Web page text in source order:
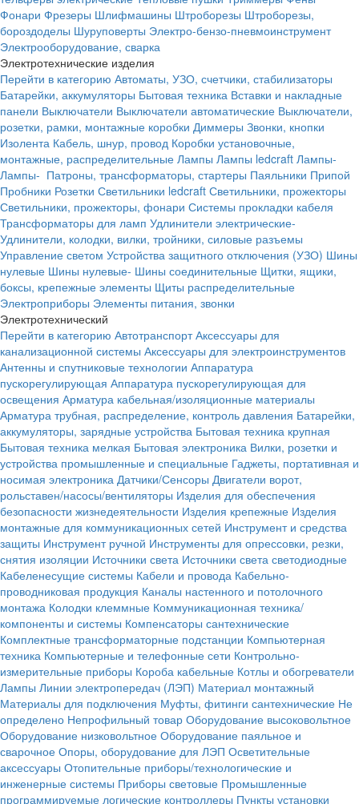
Фонари Фрезеры Шлифмашины Штроборезы Штроборезы,
бороздоделы Шуруповерты Электро-бензо-пневмоинструмент
Электрооборудование, сварка
Электротехнические изделия
Перейти в категорию Автоматы, УЗО, счетчики, стабилизаторы
Батарейки, аккумуляторы Бытовая техника Вставки и накладные
панели Выключатели Выключатели автоматические Выключатели,
розетки, рамки, монтажные коробки Диммеры Звонки, кнопки
Изолента Кабель, шнур, провод Коробки установочные,
монтажные, распределительные Лампы Лампы ledcraft Лампы-
Лампы- Патроны, трансформаторы, стартеры Паяльники Припой
Пробники Розетки Светильники ledcraft Светильники, прожекторы
Светильники, прожекторы, фонари Системы прокладки кабеля
Трансформаторы для ламп Удлинители электрические-
Удлинители, колодки, вилки, тройники, силовые разъемы
Управление светом Устройства защитного отключения (УЗО) Шины
нулевые Шины нулевые- Шины соединительные Щитки, ящики,
боксы, крепежные элементы Щиты распределительные
Электроприборы Элементы питания, звонки
Электротехнический
Перейти в категорию Автотранспорт Аксессуары для
канализационной системы Аксессуары для электроинструментов
Антенны и спутниковые технологии Аппаратура
пускорегулирующая Аппаратура пускорегулирующая для
освещения Арматура кабельная/изоляционные материалы
Арматура трубная, распределение, контроль давления Батарейки,
аккумуляторы, зарядные устройства Бытовая техника крупная
Бытовая техника мелкая Бытовая электроника Вилки, розетки и
устройства промышленные и специальные Гаджеты, портативная и
носимая электроника Датчики/Сенсоры Двигатели ворот,
рольставен/насосы/вентиляторы Изделия для обеспечения
безопасности жизнедеятельности Изделия крепежные Изделия
монтажные для коммуникационных сетей Инструмент и средства
защиты Инструмент ручной Инструменты для опрессовки, резки,
снятия изоляции Источники света Источники света светодиодные
Кабеленесущие системы Кабели и провода Кабельно-
проводниковая продукция Каналы настенного и потолочного
монтажа Колодки клеммные Коммуникационная техника/
компоненты и системы Компенсаторы сантехнические
Комплектные трансформаторные подстанции Компьютерная
техника Компьютерные и телефонные сети Контрольно-
измерительные приборы Короба кабельные Котлы и обогреватели
Лампы Линии электропередач (ЛЭП) Материал монтажный
Материалы для подключения Муфты, фитинги сантехнические Не
определено Непрофильный товар Оборудование высоковольтное
Оборудование низковольтное Оборудование паяльное и
сварочное Опоры, оборудование для ЛЭП Осветительные
аксессуары Отопительные приборы/технологические и
инженерные системы Приборы световые Промышленные
программируемые логические контроллеры Пункты установки